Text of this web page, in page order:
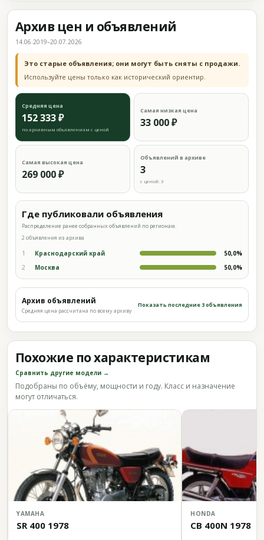
Архив цен и объявлений
14.06.2019–20.07.2026
Это старые объявления; они могут быть сняты с продажи.
Используйте цены только как исторический ориентир.
Средняя цена
152 333 ₽
по архивным объявлениям с ценой
Самая низкая цена
33 000 ₽
Самая высокая цена
269 000 ₽
Объявлений в архиве
3
с ценой: 3
Где публиковали объявления
Распределение ранее собранных объявлений по регионам.
2 объявления из архива
1 Краснодарский край 50,0%
2 Москва 50,0%
Архив объявлений
Средняя цена рассчитана по всему архиву
Показать последние 3 объявления
Похожие по характеристикам
Сравнить другие модели →
Подобраны по объёму, мощности и году. Класс и назначение
могут отличаться.
YAMAHA
SR 400 1978
HONDA
CB 400N 1978